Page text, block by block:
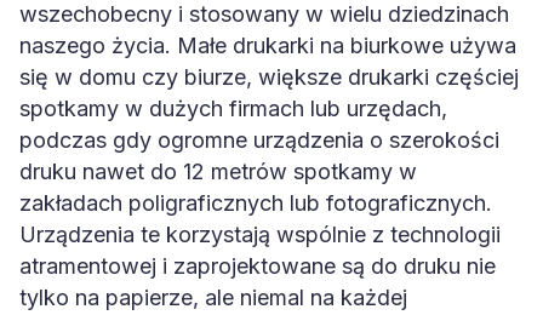
wszechobecny i stosowany w wielu dziedzinach
naszego życia. Małe drukarki na biurkowe używa
się w domu czy biurze, większe drukarki częściej
spotkamy w dużych firmach lub urzędach,
podczas gdy ogromne urządzenia o szerokości
druku nawet do 12 metrów spotkamy w
zakładach poligraficznych lub fotograficznych.
Urządzenia te korzystają wspólnie z technologii
atramentowej i zaprojektowane są do druku nie
tylko na papierze, ale niemal na każdej